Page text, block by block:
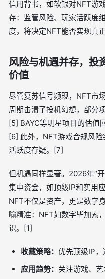
信用背书，如软银对NFT游
存：监管风险、玩家活跃度
度，将决定NFT能否实现真正
风险与机遇并存，投
价值
尽管复苏信号频现，NFT市
周期击溃了投机幻想，部分
[5] BAYC等明星项目的估值
[6] 此外，NFT游戏合规风
活跃度存疑。[7]
但机遇同样显著。2026年“
集中资金，如顶级IP和实用
NFT不仅是资产，更是数字
喻精准：NFT如数字毕加索
识。[1]
收藏策略： 优先顶级IP，
应用趋势： 关注游戏、艺